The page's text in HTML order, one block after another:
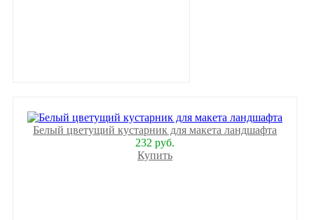
Белый цветущий кустарник для макета ландшафта
232 руб.
Купить